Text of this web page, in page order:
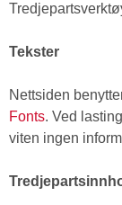
Tekster
Nettsiden
Fonts. Ved
viten ingen